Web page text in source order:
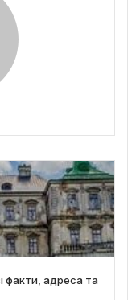
факти, адреса та